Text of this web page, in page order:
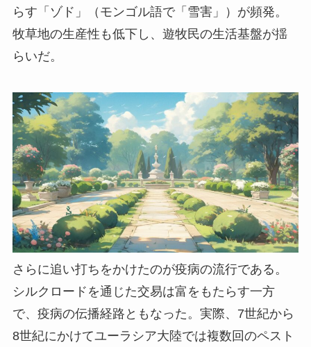
らす「ゾド」（モンゴル語で「雪害」）が頻発。
牧草地の生産性も低下し、遊牧民の生活基盤が揺
らいだ。
さらに追い打ちをかけたのが疫病の流行である。
シルクロードを通じた交易は富をもたらす一方
で、疫病の伝播経路ともなった。実際、7世紀から
8世紀にかけてユーラシア大陸では複数回のペスト